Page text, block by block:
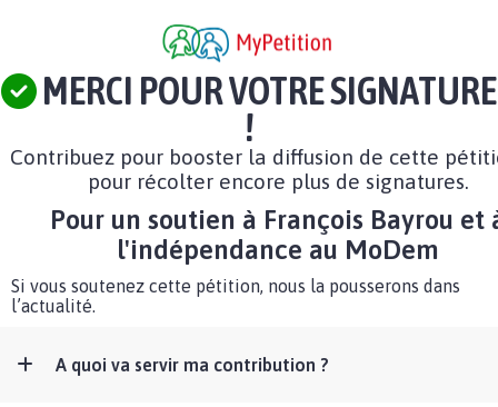
MERCI POUR VOTRE SIGNATURE
!
Contribuez pour booster la diffusion de cette
pour récolter encore plus de signatures.
Pour un soutien à François Bayrou et
l'indépendance au MoDem
Si vous soutenez cette pétition, nous la pousserons dans
l’actualité.
A quoi va servir ma contribution ?